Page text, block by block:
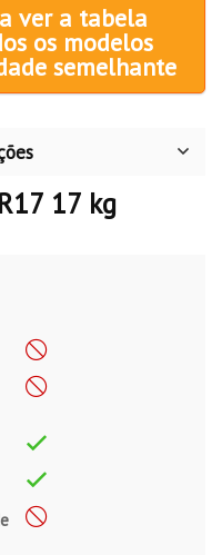
ver a tabela
os modelos
semelhante
17 kg